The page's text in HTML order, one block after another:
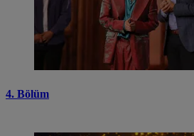
4. Bölüm